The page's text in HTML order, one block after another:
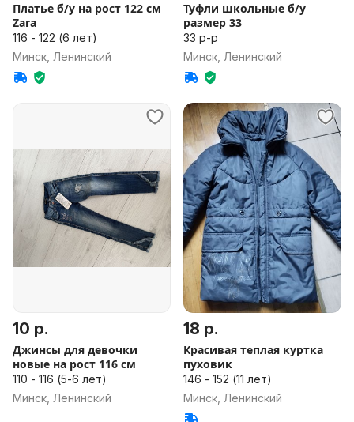
Платье б/у на рост 122 см
Zara
116 - 122 (6 лет)
Минск, Ленинский
Туфли школьные б/у
размер 33
33 р-р
Минск, Ленинский
10 р.
Джинсы для девочки
новые на рост 116 см
110 - 116 (5-6 лет)
Минск, Ленинский
18 р.
Красивая теплая куртка
пуховик
146 - 152 (11 лет)
Минск, Ленинский